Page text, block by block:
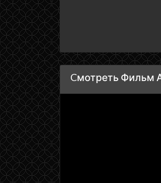
Cмотреть Фильм